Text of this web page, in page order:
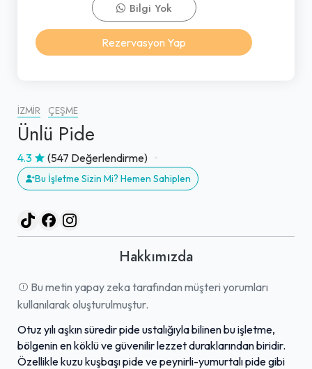
İZMIR ÇEŞME
Ünlü Pide
4.3 (547 Değerlendirme)
Bu İşletme Sizin Mi? Hemen Sahiplen
Hakkımızda
Bu metin yapay zeka tarafından müşteri yorumları
kullanılarak oluşturulmuştur.
Otuz yılı aşkın süredir pide ustalığıyla bilinen bu işletme,
bölgenin en köklü ve güvenilir lezzet duraklarından biridir.
Özellikle kuzu kuşbaşı pide ve peynirli-yumurtalı pide gibi
Bilgi Yok
Rezervasyon Yap